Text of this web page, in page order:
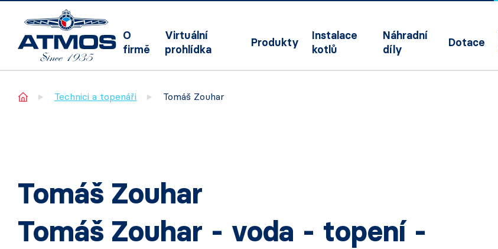
O
firmě
Virtuální
prohlídka
Produkty
Instalace
kotlů
Náhradní
díly
Dotace
Home Technici a topenáři Tomáš Zouhar
Tomáš Zouhar
Tomáš Zouhar - voda - topení -